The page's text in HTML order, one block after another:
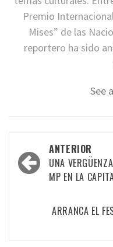
Premio
Mises” de las
reportero ha sido
See
Navegación
por
entradas
ANTERIOR
UNA
MP EN LA
ARRANCA EL